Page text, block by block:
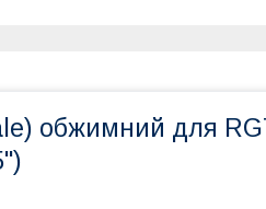
обжимний для